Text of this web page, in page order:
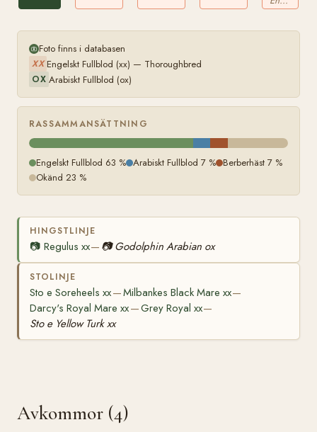
xx
Foto finns i databasen
XX Engelskt Fullblod (xx) — Thoroughbred
OX Arabiskt Fullblod (ox)
RASSAMMANSÄTTNING
Engelskt Fullblod 63 % Arabiskt Fullblod 7 % Berberhäst 7 %
Okänd 23 %
HINGSTLINJE
📷 Regulus xx— 📷 Godolphin Arabian ox
STOLINJE
Sto e Soreheels xx—Milbankes Black Mare xx—
Darcy's Royal Mare xx—Grey Royal xx—
Sto e Yellow Turk xx
Avkommor (4)